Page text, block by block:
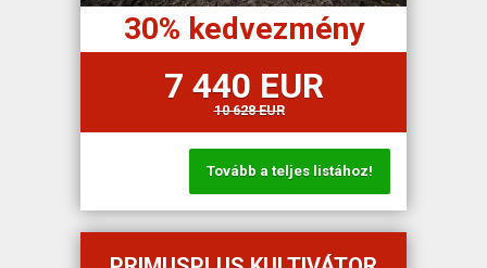
30% kedvezmény
7 440 EUR
10 628 EUR
Tovább a teljes listához!